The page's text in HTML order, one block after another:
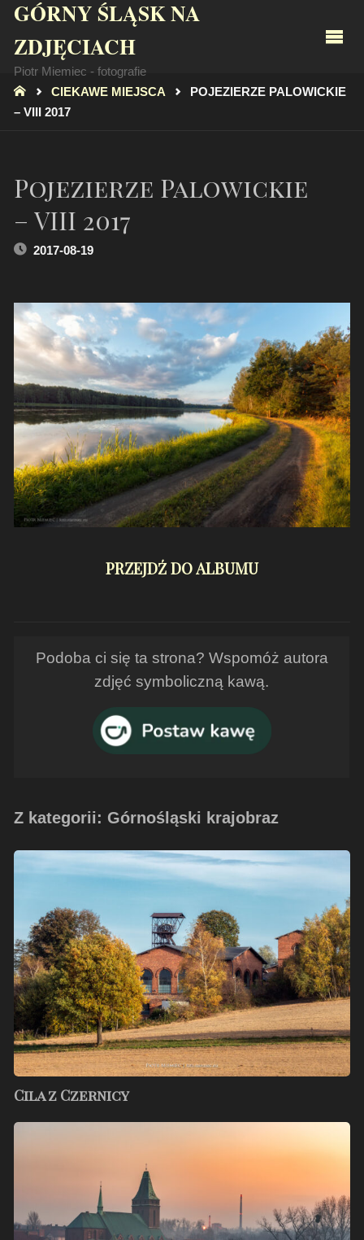
GÓRNY ŚLĄSK NA
ZDJĘCIACH
Piotr Miemiec - fotografie
STRONA
GŁÓWNA
CIEKAWE MIEJSCA
POJEZIERZE PALOWICKIE
– VIII 2017
Pojezierze Palowickie
– VIII 2017
2017-08-19
PRZEJDŹ DO ALBUMU
Podoba ci się ta strona? Wspomóż autora
zdjęć symboliczną kawą.
Z kategorii: Górnośląski krajobraz
Cila
Cila z Czernicy
Biskupice